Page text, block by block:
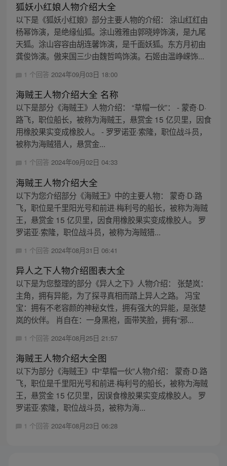
狐妖小红娘人物介绍大全
以下是《狐妖小红娘》部分主要人物的介绍： 涂山红红由
杨幂饰演，是绝缘仙狐。涂山雅雅由郭晓婷饰演，是九尾
天狐。涂山容容由胡连馨饰演，是千面妖狐。东方月初由
龚俊饰演。傲来国三少由魏哲鸣饰演。石姬由温峥嵘饰...
1 个回答 2024年09月03日 18:00
海贼王人物介绍大全 名称
以下是部分《海贼王》人物介绍： “草帽一伙”： - 蒙奇·D·
路飞，职位船长，被称为海贼王，悬赏金 15 亿贝里，因食
用橡胶果实变成橡胶人。 - 罗罗诺亚·索隆，职位战斗员，
被称为海贼猎人，悬赏金...
1 个回答 2024年09月02日 04:33
海贼王人物介绍大全
以下为您介绍部分《海贼王》中的主要人物： 蒙奇·D·路
飞，职位是千里阳光号和前进·梅利号的船长，被称为海贼
王，悬赏金 15 亿贝里，因食用橡胶果实变成橡胶人。 罗
罗诺亚·索隆，职位战斗员，被称为海贼猎...
1 个回答 2024年08月31日 06:41
异人之下人物介绍图表大全
以下是为您整理的部分《异人之下》人物介绍： 张楚岚：
主角，拥有异能，为了探寻真相而踏上异人之路。 冯宝
宝：拥有不老容颜的神秘女性，拥有强大的异能，是张楚
岚的伙伴。 肖自在：一身黑袍，面带笑脸，拥有“邪...
1 个回答 2024年08月25日 21:57
海贼王人物介绍大全图
以下为部分《海贼王》中“草帽一伙”人物介绍： 蒙奇·D·路
飞，职位是千里阳光号和前进·梅利号的船长，被称为海贼
王，悬赏金 15 亿贝里，因误食橡胶果实变成橡胶人。 罗
罗诺亚·索隆，职位战斗员，被称为海...
1 个回答 2024年08月23日 06:28